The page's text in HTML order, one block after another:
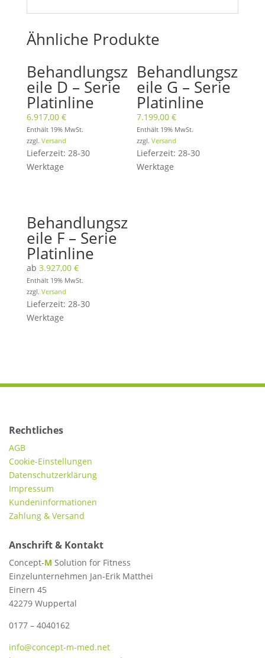
Ähnliche Produkte
Behandlungsz
eile D – Serie
Platinline
6.917,00 €
Enthält 19% MwSt.
zzgl. Versand
Lieferzeit: 28-30
Werktage
Behandlungsz
eile G – Serie
Platinline
7.199,00€
Enthält 19% MwSt.
zzgl.Versand
Lieferzeit: 28-30
Werktage
Behandlungsz
eile F – Serie
Platinline
ab 3.927,00 €
Enthält 19% MwSt.
zzgl. Versand
Lieferzeit: 28-30
Werktage
Rechtliches
AGB
Cookie-Einstellungen
Datenschutzerklärung
Impressum
Kundeninformationen
Zahlung & Versand
Anschrift & Kontakt
Concept-M Solution for Fitness
Einzelunternehmen Jan-Erik Matthei
Einern 45
42279 Wuppertal
0177 – 4040162
info@concept-m-med.net